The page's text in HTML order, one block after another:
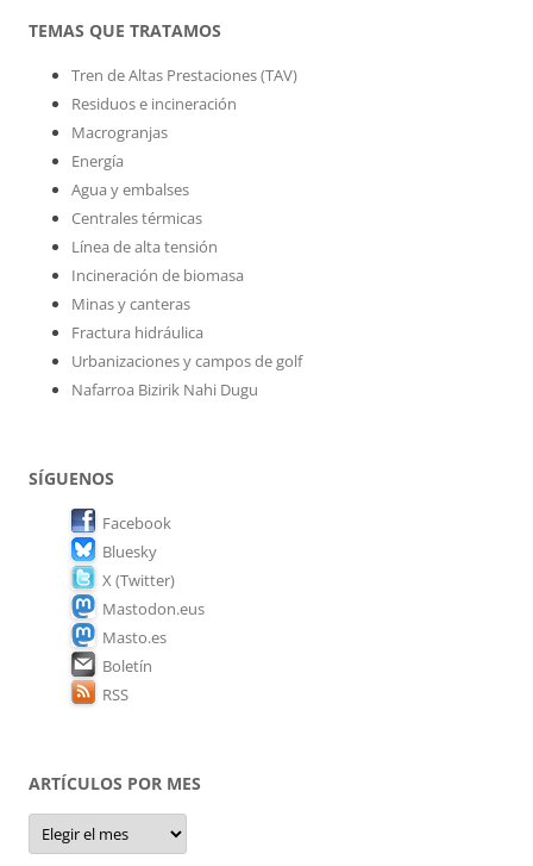
TEMAS QUE TRATAMOS
Tren de Altas Prestaciones (TAV)
Residuos e incineración
Macrogranjas
Energía
Agua y embalses
Centrales térmicas
Línea de alta tensión
Incineración de biomasa
Minas y canteras
Fractura hidráulica
Urbanizaciones y campos de golf
Nafarroa Bizirik Nahi Dugu
SÍGUENOS
Facebook
Bluesky
X (Twitter)
Mastodon.eus
Masto.es
Boletín
RSS
ARTÍCULOS POR MES
Artículos
por
mes